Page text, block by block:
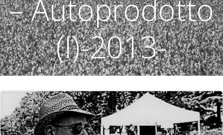
– Autoprodotto
(I)-2013-